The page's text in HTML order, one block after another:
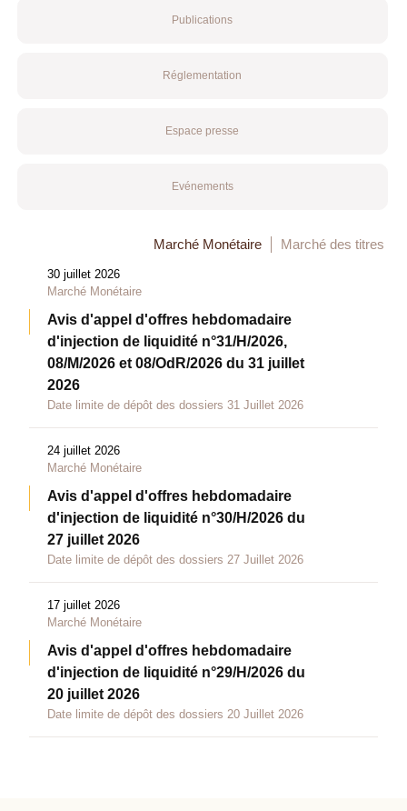
Publications
Réglementation
Espace presse
Evénements
Marché Monétaire Marché des titres
30 juillet 2026
Marché Monétaire
Avis d'appel d'offres hebdomadaire
d'injection de liquidité n°31/H/2026,
08/M/2026 et 08/OdR/2026 du 31 juillet
2026
Date limite de dépôt des dossiers 31 Juillet 2026
24 juillet 2026
Marché Monétaire
Avis d'appel d'offres hebdomadaire
d'injection de liquidité n°30/H/2026 du
27 juillet 2026
Date limite de dépôt des dossiers 27 Juillet 2026
17 juillet 2026
Marché Monétaire
Avis d'appel d'offres hebdomadaire
d'injection de liquidité n°29/H/2026 du
20 juillet 2026
Date limite de dépôt des dossiers 20 Juillet 2026